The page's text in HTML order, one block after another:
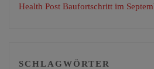
Health Post Baufortschritt im
SCHLAGWÖRTER